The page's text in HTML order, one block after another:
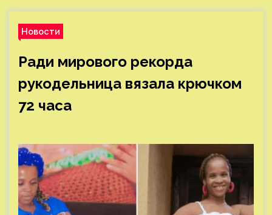
Новости
Ради мирового рекорда
рукодельница вязала крючком
72 часа